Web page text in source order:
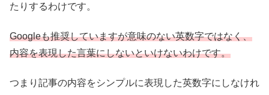
たりするわけです。
Googleも推奨していますが意味のない英数字ではなく、
内容を表現した言葉にしないといけないわけです。
つまり記事の内容をシンプルに表現した英数字にしなけれ